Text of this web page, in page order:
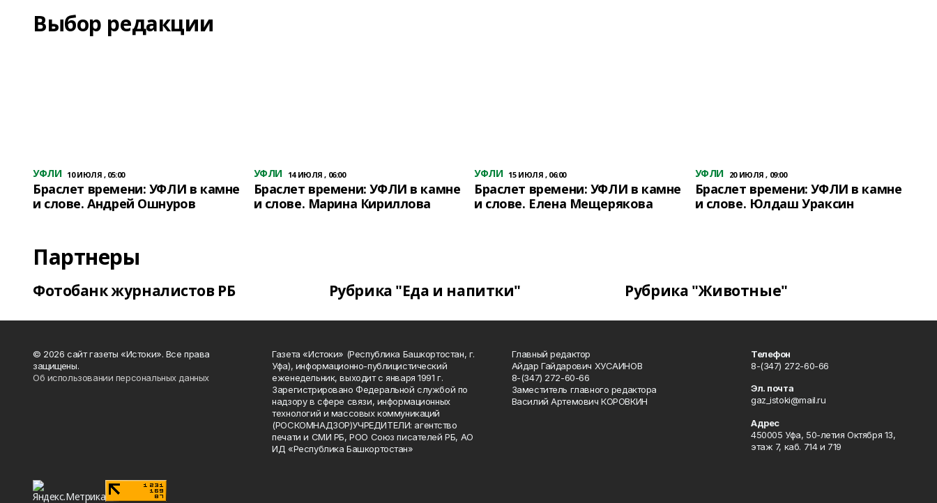
Выбор редакции
УФЛИ 10 ИЮЛЯ , 05:00
Браслет времени: УФЛИ в камне
и слове. Андрей Ошнуров
УФЛИ 14 ИЮЛЯ , 06:00
Браслет времени: УФЛИ в камне
и слове. Марина Кириллова
УФЛИ 15 ИЮЛЯ , 06:00
Браслет времени: УФЛИ в камне
и слове. Елена Мещерякова
УФЛИ 20 ИЮЛЯ , 09:00
Браслет времени: УФЛИ в камне
и слове. Юлдаш Ураксин
Партнеры
Фотобанк журналистов РБ Рубрика "Еда и напитки" Рубрика "Животные"
© 2026 сайт газеты «Истоки». Все права
защищены.
Об использовании персональных данных
Газета «Истоки» (Республика Башкортостан, г.
Уфа), информационно-публицистический
еженедельник, выходит с января 1991 г.
Зарегистрировано Федеральной службой по
надзору в сфере связи, информационных
технологий и массовых коммуникаций
(РОСКОМНАДЗОР)УЧРЕДИТЕЛИ: агентство
печати и СМИ РБ, РОО Союз писателей РБ, АО
ИД «Республика Башкортостан»
Главный редактор
Айдар Гайдарович ХУСАИНОВ
8-(347) 272-60-66
Заместитель главного редактора
Василий Артемович КОРОВКИН
Телефон
8-(347) 272-60-66
Эл. почта
gaz_istoki@mail.ru
Адрес
450005 Уфа, 50-летия Октября 13,
этаж 7, каб. 714 и 719